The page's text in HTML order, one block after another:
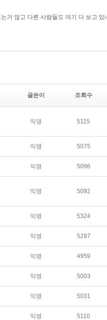
글쓴이 조회수
익명 5115
익명 5075
익명 5096
익명 5092
익명 5324
익명 5297
익명 4959
익명 5003
익명 5031
익명 5110